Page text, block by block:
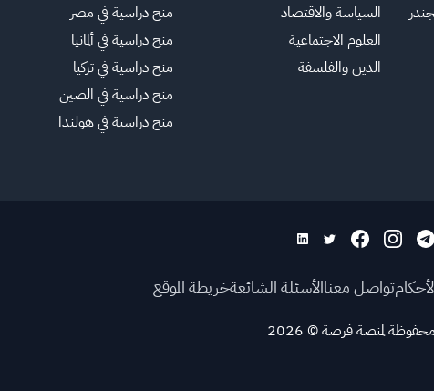
السياسة والاقتصاد
العلوم الاجتماعية
الدين والفلسفة
منح دراسية في مصر
منح دراسية في ألمانيا
منح دراسية في تركيا
منح دراسية في الصين
منح دراسية في هولندا
تواصل معناالأسئلة الشائعةخريطة الموقع
لمنصة فرصة©
2026